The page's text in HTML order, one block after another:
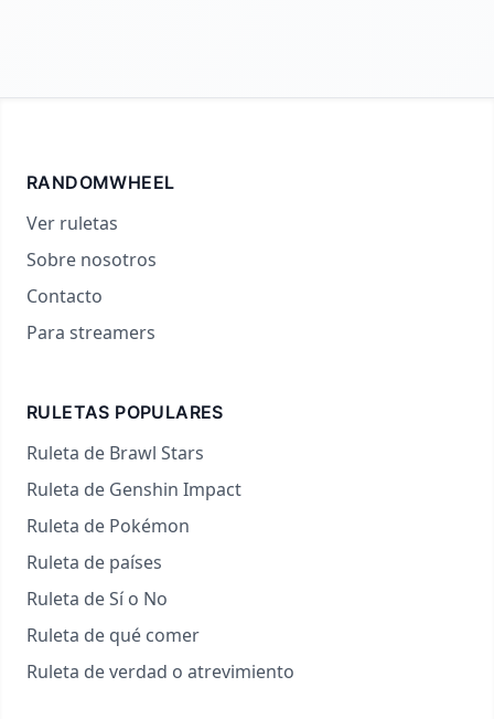
RANDOMWHEEL
Ver ruletas
Sobre nosotros
Contacto
Para streamers
RULETAS POPULARES
Ruleta de Brawl Stars
Ruleta de Genshin Impact
Ruleta de Pokémon
Ruleta de países
Ruleta de Sí o No
Ruleta de qué comer
Ruleta de verdad o atrevimiento